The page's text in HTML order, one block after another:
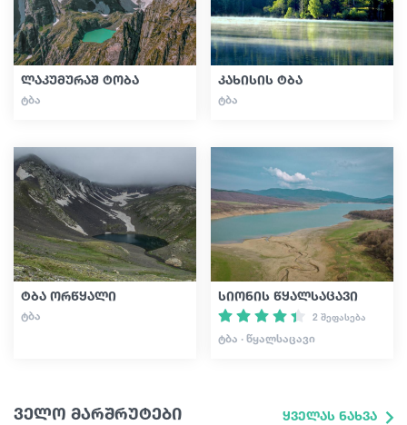
ლაკუმურაშ ტობა
ᲢᲑᲐ
კახისის ტბა
ᲢᲑᲐ
ტბა ორწყალი
ᲢᲑᲐ
სიონის წყალსაცავი
2 შეფასება
ᲢᲑᲐ · ᲬᲧᲐᲚᲡᲐᲪᲐᲕᲘ
ველო მარშრუტები ყველას ნახვა